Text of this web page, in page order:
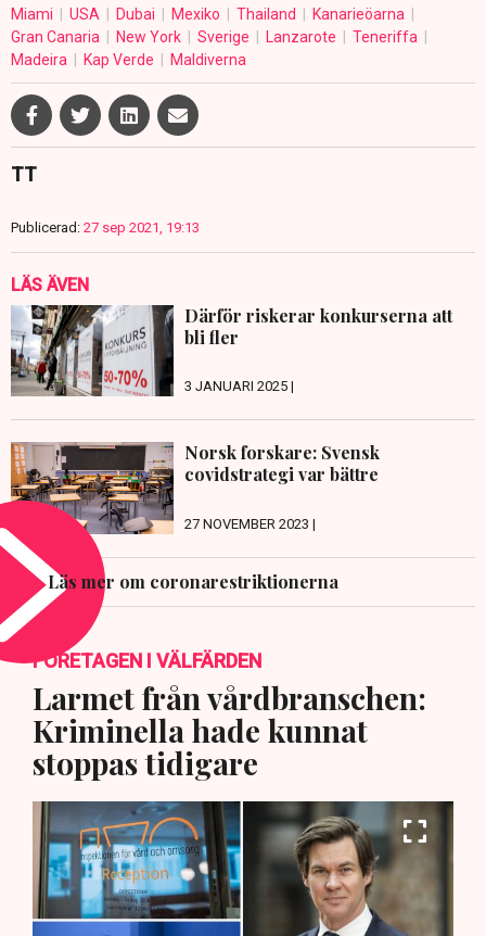
Miami USA Dubai Mexiko Thailand
Kanarieöarna
Gran Canaria
New York Sverige Lanzarote
Teneriffa
Madeira
Kap Verde Maldiverna
TT
Publicerad: 27 sep 2021, 19:13
LÄS ÄVEN
Därför riskerar konkurserna att
bli fler
3 JANUARI 2025 |
Norsk forskare: Svensk
covidstrategi var bättre
27 NOVEMBER 2023 |
Läs mer om coronarestriktionerna
FÖRETAGEN I VÄLFÄRDEN
Larmet från vårdbranschen:
Kriminella hade kunnat
stoppas tidigare